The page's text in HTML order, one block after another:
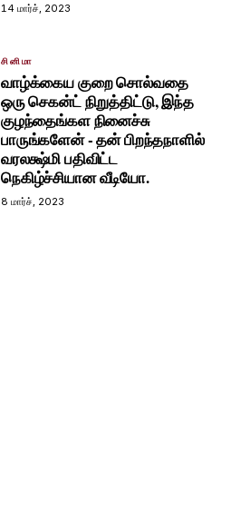
14 மார்ச், 2023
சினிமா
வாழ்க்கைய குறை சொல்வதை
ஒரு செகன்ட் நிறுத்திட்டு, இந்த
குழந்தைங்கள நினைச்சு
பாருங்களேன் - தன் பிறந்தநாளில்
வரலக்ஷ்மி பதிவிட்ட
நெகிழ்ச்சியான வீடியோ.
8 மார்ச், 2023